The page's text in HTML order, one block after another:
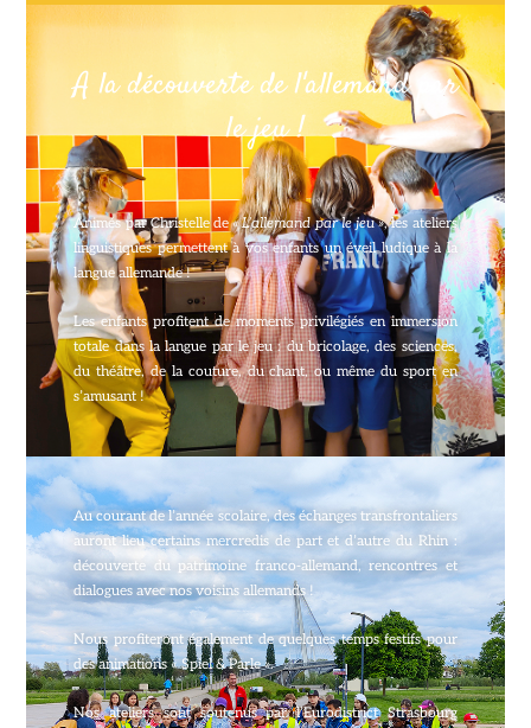
A la découverte de l'allemand par
le jeu !
Animés par Christelle de« L’allemand par le jeu », les ateliers
linguistiques permettent à vos enfants un éveil ludique à la
langue allemande !
Les enfants profitent de moments privilégiés en immersion
totale dans la langue par le jeu : du bricolage, des sciences,
du théâtre, de la couture, du chant, ou même du sport en
s’amusant !
Au courant de l’année scolaire, des échanges transfrontaliers
auront lieu certains mercredis de part et d’autre du Rhin :
découverte du patrimoine franco-allemand, rencontres et
dialogues avec nos voisins allemands !
Nous profiteront également de quelques temps festifs pour
des animations « Spiel & Parle ».
Nos ateliers sont soutenus par l’Eurodistrict Strasbourg